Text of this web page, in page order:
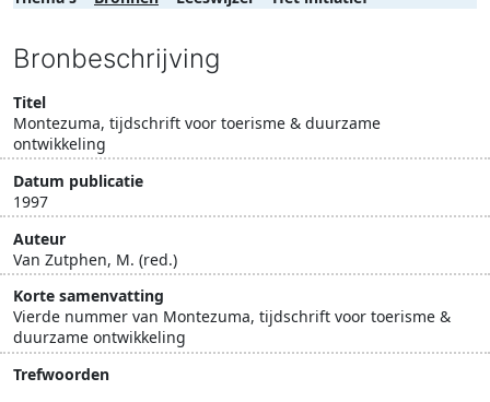
Bronbeschrijving
Titel
Montezuma, tijdschrift voor toerisme & duurzame
ontwikkeling
Datum publicatie
1997
Auteur
Van Zutphen, M. (red.)
Korte samenvatting
Vierde nummer van Montezuma, tijdschrift voor toerisme &
duurzame ontwikkeling
Trefwoorden